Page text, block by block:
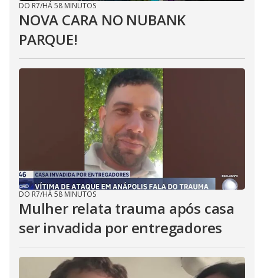
DO R7/HÁ 58 MINUTOS
NOVA CARA NO NUBANK
PARQUE!
DO R7/HÁ 58 MINUTOS
Mulher relata trauma após casa
ser invadida por entregadores